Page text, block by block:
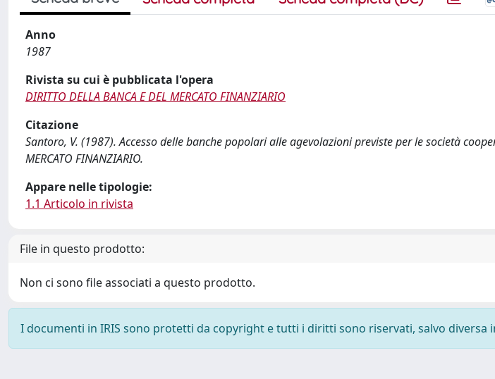
Anno
1987
Rivista su cui è pubblicata l'opera
DIRITTO DELLA BANCA E DEL MERCATO FINANZIARIO
Citazione
Santoro, V. (1987). Accesso delle banche popolari alle agevolazioni previste per le società
MERCATO FINANZIARIO.
Appare nelle tipologie:
1.1 Articolo in rivista
File in questo prodotto:
Non ci sono file associati a questo prodotto.
I documenti in IRIS sono protetti da copyright e tutti i diritti sono riservati, salvo diversa